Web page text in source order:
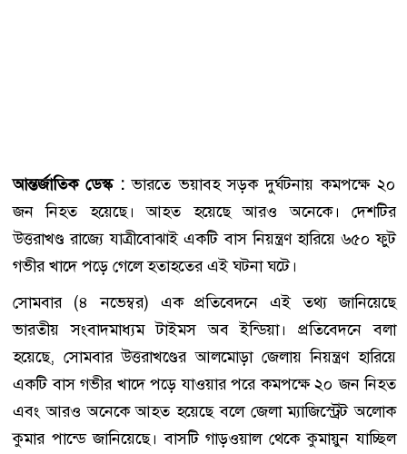
আন্তর্জাতিক ডেস্ক :ভারতে ভয়াবহ সড়ক দুর্ঘটনায় কমপক্ষে ২০
জন নিহত হয়েছে। আহত হয়েছে আরও অনেকে। দেশটির
উত্তরাখণ্ড রাজ্যে যাত্রীবোঝাই একটি বাস নিয়ন্ত্রণ হারিয়ে ৬৫০ ফুট
গভীর খাদে পড়ে গেলে হতাহতের এই ঘটনা ঘটে।
সোমবার (৪ নভেম্বর) এক প্রতিবেদনে এই তথ্য জানিয়েছে
ভারতীয় সংবাদমাধ্যম টাইমস অব ইন্ডিয়া। প্রতিবেদনে বলা
হয়েছে, সোমবার উত্তরাখণ্ডের আলমোড়া জেলায় নিয়ন্ত্রণ হারিয়ে
একটি বাস গভীর খাদে পড়ে যাওয়ার পরে কমপক্ষে ২০ জন নিহত
এবং আরও অনেকে আহত হয়েছে বলে জেলা ম্যাজিস্ট্রেট অলোক
কুমার পান্ডে জানিয়েছে। বাসটি গাড়ওয়াল থেকে কুমায়ুন যাচ্ছিল